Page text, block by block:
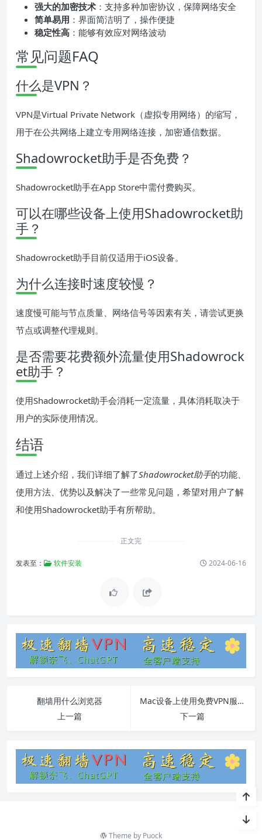
强大的加密技术 ：支持多种加密协议，保障网络安全
简单易用 ：界面简洁明了，操作便捷
稳定性高 ：能够有效应对网络波动
常见问题FAQ
什么是VPN？
VPN是Virtual Private Network（虚拟专用网络）的缩写，
用于在公共网络上建立专用网络连接，加密通信数据。
Shadowrocket助手是否免费？
Shadowrocket助手在App Store中需付费购买。
可以在哪些设备上使用Shadowrocket助
手？
Shadowrocket助手目前仅适用于iOS设备。
为什么连接时速度较慢？
速度慢可能与节点质量、网络信号等因素有关，请尝试更换
节点或调整代理规则。
是否需要花费额外流量使用Shadowrock
et助手？
使用Shadowrocket助手会消耗一定流量，具体消耗取决于
用户的实际使用情况。
结语
通过上述介绍，我们详细了解了Shadowrocket助手的功能、
使用方法、优势以及解决了一些常见问题，希望对用户了解
和使用Shadowrocket助手有所帮助。
正文完
发表至： 软件安装 2024-06-16
翻墙用什么浏览器
上一篇
Mac设备上使用免费VPN服务教程
下一篇
Theme by Puock